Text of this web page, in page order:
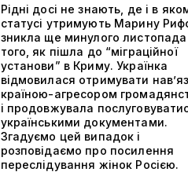
Рідні досі не знають, де і в
статусі утримують Марину
зникла ще минулого листопада
того, як пішла до “міграційної
установи” в Криму. Українка
відмовилася отримувати
країною-агресором
і продовжувала
українськими документами.
Згадуємо цей випадок і
розповідаємо про посилення
переслідування жінок Росією.